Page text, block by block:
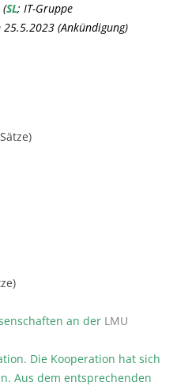
(SL; IT-Gruppe
25.5.2023 (Ankündigung)
an der LMU
Die Kooperation hat sich
Aus dem entsprechenden